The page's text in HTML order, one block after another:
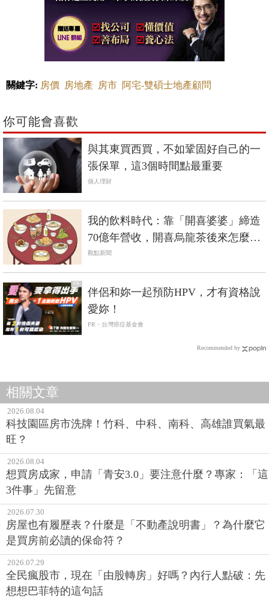
關鍵字: 房價 房地產 房市 阿宅-雙碩士地產顧問
你可能會喜歡
與其東買西買，不如鞏固好自己的一
張保單，這3個時間點最重要
個人理財
我的飲料時代：靠「開喜婆婆」締造
70億年營收，開喜烏龍茶後來怎麼
了？
觀點新聞
PR
伴侶和妳一起預防HPV，才有資格說
愛妳！
PR・台灣癌症基金會
Recommended by
相關文章
2026.08.04
科技園區房市洗牌！竹科、中科、南科、高雄誰買氣最
旺？
2026.08.04
想買房成家，申請「青安3.0」要注意什麼？專家：「這
3件事」先留意
2026.07.30
房屋也有履歷表？什麼是「不動產說明書」？為什麼它
是買房前必讀的保命符？
2026.07.29
全民瘋股市，現在「由股轉房」好嗎？內行人點破：先
想想巴菲特的這句話